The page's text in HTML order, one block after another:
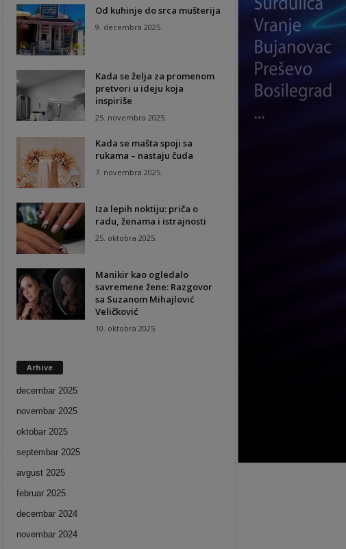
Od kuhinje do srca mušterija
9. decembra 2025.
Kada se želja za promenom
pretvori u ideju koja
inspiriše
25. novembra 2025.
Kada se mašta spoji sa
rukama – nastaju čuda
7. novembra 2025.
Iza lepih noktiju: priča o
radu, ženama i istrajnosti
25. oktobra 2025.
Manikir kao ogledalo
savremene žene: Razgovor
sa Suzanom Mihajlović
Veličković
10. oktobra 2025.
Arhive
decembar 2025
novembar 2025
oktobar 2025
septembar 2025
avgust 2025
februar 2025
decembar 2024
novembar 2024